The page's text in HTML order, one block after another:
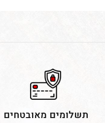
תשלומים מאובטחים